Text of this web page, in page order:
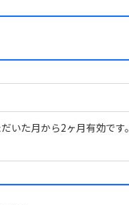
いた月から2ヶ月有効です。